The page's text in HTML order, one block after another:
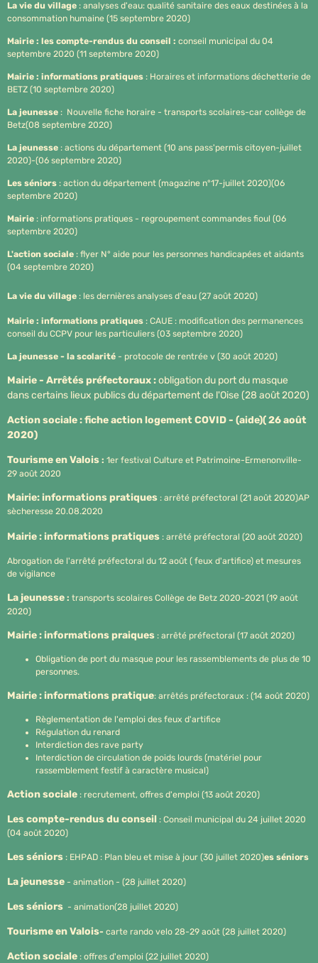
La vie du village : analyses d'eau: qualité sanitaire des eaux destinées à la
consommation humaine (15 septembre 2020)
Mairie : les compte-rendus du conseil : conseil municipal du 04
septembre 2020 (11 septembre 2020)
Mairie : informations pratiques : Horaires et informations déchetterie de
BETZ (10 septembre 2020)
La jeunesse : Nouvelle fiche horaire - transports scolaires-car collège de
Betz(08 septembre 2020)
La jeunesse : actions du département (10 ans pass'permis citoyen-juillet
2020)-(06 septembre 2020)
Les séniors : action du département (magazine n°17-juillet 2020)(06
septembre 2020)
Mairie : informations pratiques - regroupement commandes fioul (06
septembre 2020)
L'action sociale : flyer N° aide pour les personnes handicapées et aidants
(04 septembre 2020)
La vie du village : les dernières analyses d'eau (27 août 2020)
Mairie : informations pratiques : CAUE : modification des permanences
conseil du CCPV pour les particuliers (03 septembre 2020)
La jeunesse - la scolarité - protocole de rentrée v (30 août 2020)
Mairie - Arrêtés préfectoraux :obligation du port du masque
dans certains lieux publics du département de l'Oise (28 août 2020)
Action sociale : fiche action logement COVID - (aide)( 26 août
2020)
Tourisme en Valois : 1er festival Culture et Patrimoine-Ermenonville-
29 août 2020
Mairie: informations pratiques : arrêté préfectoral (21 août 2020)AP
sècheresse 20.08.2020
Mairie : informations pratiques : arrêté préfectoral (20 août 2020)
Abrogation de l'arrêté préfectoral du 12 août ( feux d'artifice) et mesures
de vigilance
La jeunesse : transports scolaires Collège de Betz 2020-2021 (19 août
2020)
Mairie : informations praiques : arrêté préfectoral (17 août 2020)
Obligation de port du masque pour les rassemblements de plus de 10
personnes.
Mairie : informations pratique: arrêtés préfectoraux : (14 août 2020)
Règlementation de l'emploi des feux d'artifice
Régulation du renard
Interdiction des rave party
Interdiction de circulation de poids lourds (matériel pour
rassemblement festif à caractère musical)
Action sociale : recrutement, offres d'emploi (13 août 2020)
Les compte-rendus du conseil : Conseil municipal du 24 juillet 2020
(04 août 2020)
Les séniors : EHPAD : Plan bleu et mise à jour (30 juillet 2020)es séniors
La jeunesse - animation - (28 juillet 2020)
Les séniors - animation(28 juillet 2020)
Tourisme en Valois- carte rando velo 28-29 août (28 juillet 2020)
Action sociale : offres d'emploi (22 juillet 2020)